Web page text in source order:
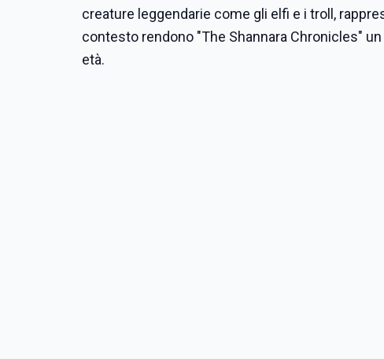
creature leggendarie come gli elfi e i troll,
contesto rendono "The Shannara Chronicles"
età.